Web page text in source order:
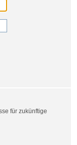
für zukünftige